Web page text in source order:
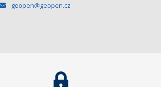
geopen@geopen.cz